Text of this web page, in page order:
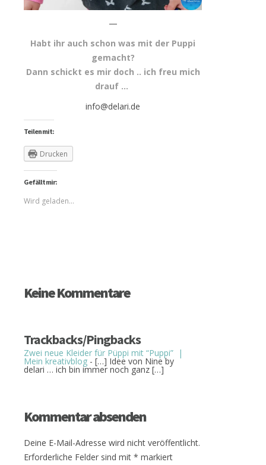
—
Habt ihr auch schon was mit der Puppi
gemacht?
Dann schickt es mir doch .. ich freu mich
drauf …
info@delari.de
Teilen mit:
Drucken
Gefällt mir:
Wird geladen...
Keine Kommentare
Trackbacks/Pingbacks
Zwei neue Kleider für Püppi mit “Puppi” |
Mein kreativblog - […] Idee von Nine by
delari … ich bin immer noch ganz […]
Kommentar absenden
Deine E-Mail-Adresse wird nicht veröffentlicht.
Erforderliche Felder sind mit * markiert